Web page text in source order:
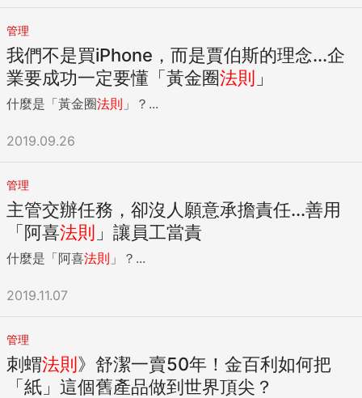
管理
我們不是買iPhone，而是賈伯斯的理念...企
業要成功一定要懂「黃金圈法則 」
什麼是「黃金圈法則 」？...
2019.09.26
管理
主管交辦任務，卻沒人願意承擔責任...善用
「阿喜法則 」讓員工當責
什麼是「阿喜法則 」？...
2019.11.07
管理
刺蝟法則》舒潔一賣50年！金百利如何把
「紙」這個舊產品做到世界頂尖？